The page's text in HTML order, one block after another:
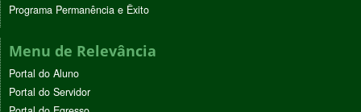
Programa Permanência e Êxito
Menu de Relevância
Portal do Aluno
Portal do Servidor